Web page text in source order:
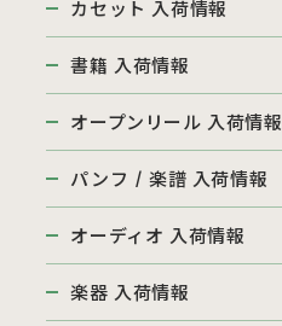
カセット 入荷情報
書籍 入荷情報
オープンリール 入荷情報
パンフ / 楽譜 入荷情報
オーディオ 入荷情報
楽器 入荷情報